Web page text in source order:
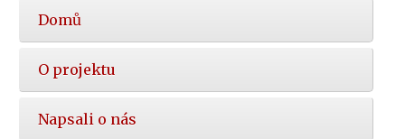
Hlavní
nabídka
Domů
O projektu
Napsali o nás